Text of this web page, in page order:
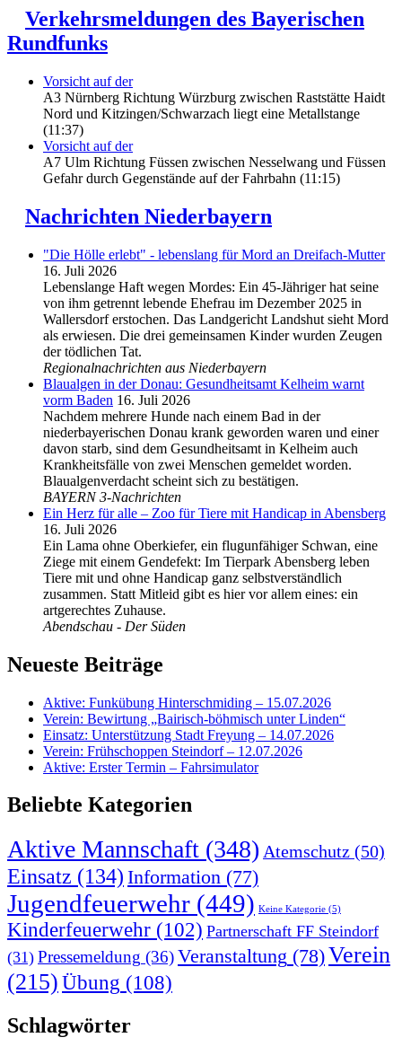
Verkehrsmeldungen des Bayerischen
Rundfunks
Vorsicht auf der
A3 Nürnberg Richtung Würzburg zwischen Raststätte Haidt
Nord und Kitzingen/Schwarzach liegt eine Metallstange
(11:37)
Vorsicht auf der
A7 Ulm Richtung Füssen zwischen Nesselwang und Füssen
Gefahr durch Gegenstände auf der Fahrbahn (11:15)
Nachrichten Niederbayern
"Die Hölle erlebt" - lebenslang für Mord an Dreifach-Mutter
16. Juli 2026
Lebenslange Haft wegen Mordes: Ein 45-Jähriger hat seine
von ihm getrennt lebende Ehefrau im Dezember 2025 in
Wallersdorf erstochen. Das Landgericht Landshut sieht Mord
als erwiesen. Die drei gemeinsamen Kinder wurden Zeugen
der tödlichen Tat.
Regionalnachrichten aus Niederbayern
Blaualgen in der Donau: Gesundheitsamt Kelheim warnt
vorm Baden 16. Juli 2026
Nachdem mehrere Hunde nach einem Bad in der
niederbayerischen Donau krank geworden waren und einer
davon starb, sind dem Gesundheitsamt in Kelheim auch
Krankheitsfälle von zwei Menschen gemeldet worden.
Blaualgenverdacht scheint sich zu bestätigen.
BAYERN 3-Nachrichten
Ein Herz für alle – Zoo für Tiere mit Handicap in Abensberg
16. Juli 2026
Ein Lama ohne Oberkiefer, ein flugunfähiger Schwan, eine
Ziege mit einem Gendefekt: Im Tierpark Abensberg leben
Tiere mit und ohne Handicap ganz selbstverständlich
zusammen. Statt Mitleid gibt es hier vor allem eines: ein
artgerechtes Zuhause.
Abendschau - Der Süden
Neueste Beiträge
Aktive: Funkübung Hinterschmiding – 15.07.2026
Verein: Bewirtung „Bairisch-böhmisch unter Linden“
Einsatz: Unterstützung Stadt Freyung – 14.07.2026
Verein: Frühschoppen Steindorf – 12.07.2026
Aktive: Erster Termin – Fahrsimulator
Beliebte Kategorien
Aktive Mannschaft (348) Atemschutz (50)
Einsatz (134) Information (77)
Jugendfeuerwehr (449) Keine Kategorie (5)
Kinderfeuerwehr (102) Partnerschaft FF Steindorf
(31) Pressemeldung (36)Veranstaltung (78)Verein
(215)Übung (108)
Schlagwörter